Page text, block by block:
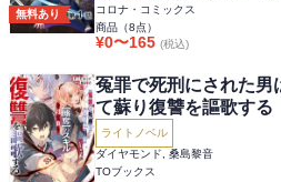
無料あり
コロナ・コミックス
商品（8点）
¥0〜165 (税込)
冤罪で死刑にされた男
て蘇り復讐を謳歌する
ライトノベル
ダイヤモンド, 桑島黎音
TOブックス